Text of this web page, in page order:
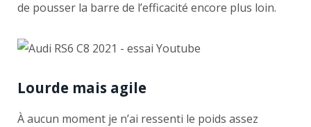
de pousser la barre de l’efficacité encore plus loin.
Lourde mais agile
À aucun moment je n’ai ressenti le poids assez